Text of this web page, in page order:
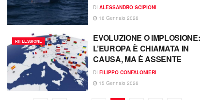
DI ALESSANDRO SCIPIONI
16 Gennaio 2026
RIFLESSIONE
EVOLUZIONE O IMPLOSIONE:
L’EUROPA È CHIAMATA IN
CAUSA, MA È ASSENTE
DI FILIPPO CONFALONIERI
15 Gennaio 2026